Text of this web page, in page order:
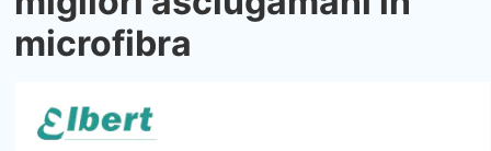
microfibra